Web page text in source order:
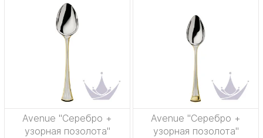
Avenue "Серебро +
узорная позолота"
Avenue "Серебро +
узорная позолота"